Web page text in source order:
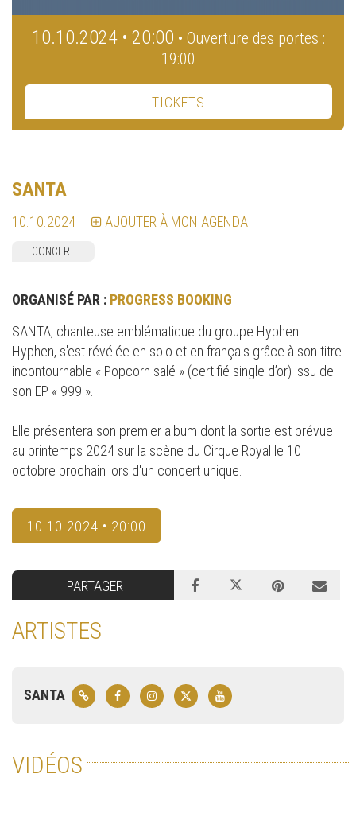
10.10.2024 • 20:00 • Ouverture des portes :
19:00
TICKETS
SANTA
10.10.2024 AJOUTER À MON AGENDA
CONCERT
ORGANISÉ PAR : PROGRESS BOOKING
SANTA, chanteuse emblématique du groupe Hyphen
Hyphen, s'est révélée en solo et en français grâce à son titre
incontournable « Popcorn salé » (certifié single d’or) issu de
son EP « 999 ».
Elle présentera son premier album dont la sortie est prévue
au printemps 2024 sur la scène du Cirque Royal le 10
octobre prochain lors d'un concert unique.
10.10.2024 • 20:00
PARTAGER
ARTISTES
SANTA
VIDÉOS